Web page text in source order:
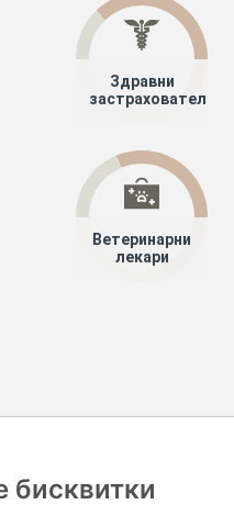
Здравни
застрахователи
Ветеринарни
лекари
бисквитки